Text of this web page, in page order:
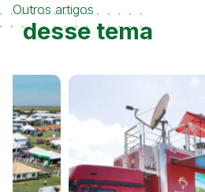
Outros artigos
desse tema